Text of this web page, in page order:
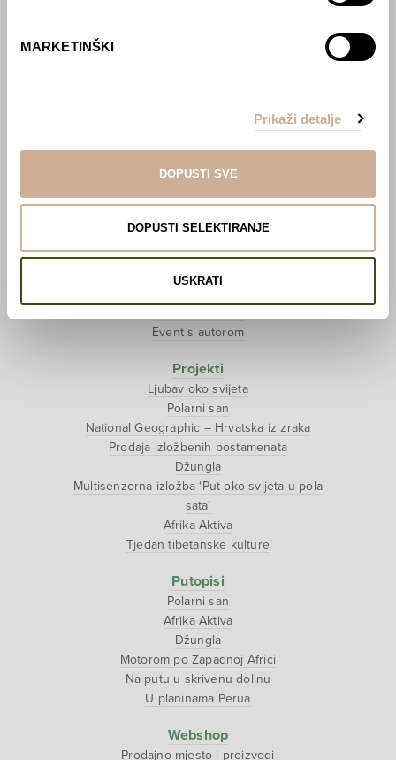
MARKETINŠKI
Prikaži detalje
DOPUSTI SVE
DOPUSTI SELEKTIRANJE
USKRATI
O nama
Lovci sakupljači
O projektu
Event s autorom
Projekti
Ljubav oko svijeta
Polarni san
National Geographic – Hrvatska iz zraka
Prodaja izložbenih postamenata
Džungla
Multisenzorna izložba ‘Put oko svijeta u pola
sata’
Afrika Aktiva
Tjedan tibetanske kulture
Putopisi
Polarni san
Afrika Aktiva
Džungla
Motorom po Zapadnoj Africi
Na putu u skrivenu dolinu
U planinama Perua
Webshop
Prodajno mjesto i proizvodi